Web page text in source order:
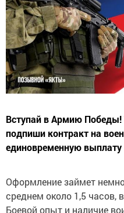
Вступай в Армию Победы!
подпиши контракт на
единовременную выплату
Оформление займет
среднем около 1,5 часов,
Боевой опыт и наличие